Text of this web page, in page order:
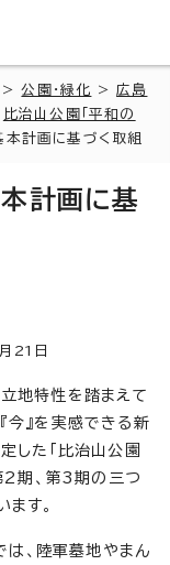
>公園・緑化 >広島
比治山公園「平和の
本計画に基づく取組
本計画に基
21 日
地特性を踏まえて
今』を実感できる新
した「比治山公園
2期、第3期の三つ
す。
、陸軍墓地やまん